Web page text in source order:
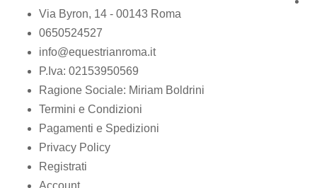
Via Byron, 14 - 00143 Roma
0650524527
info@equestrianroma.it
P.Iva: 02153950569
Ragione Sociale: Miriam Boldrini
Termini e Condizioni
Pagamenti e Spedizioni
Privacy Policy
Registrati
Account